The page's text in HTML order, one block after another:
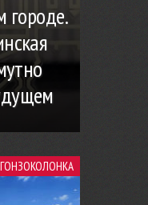
городе.
ГОНЗОКОЛОНКА